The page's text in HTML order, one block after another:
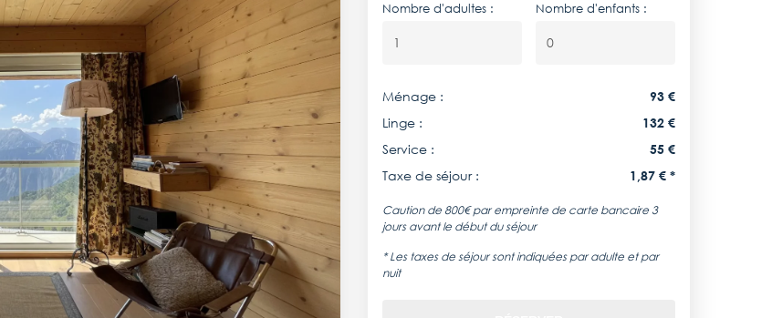
Nombre d'adultes : Nombre d'enfants :
Ménage :
93 €
Linge :
132 €
Service :
55 €
Taxe de séjour :
1,87 € *
Caution de 800€ par empreinte de carte bancaire 3
jours avant le début du séjour
* Les taxes de séjour sont indiquées par adulte et par
nuit